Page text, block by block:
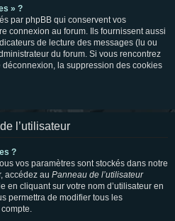
» ?
par phpBB qui conservent vos
connexion au forum. Ils fournissent aussi
de lecture des messages (lu ou
du forum. Si vous rencontrez
la suppression des cookies
l’utilisateur
?
vos paramètres sont stockés dans notre
accédez au Panneau de l’utilisateur
en cliquant sur votre nom d’utilisateur en
permettra de modifier tous les